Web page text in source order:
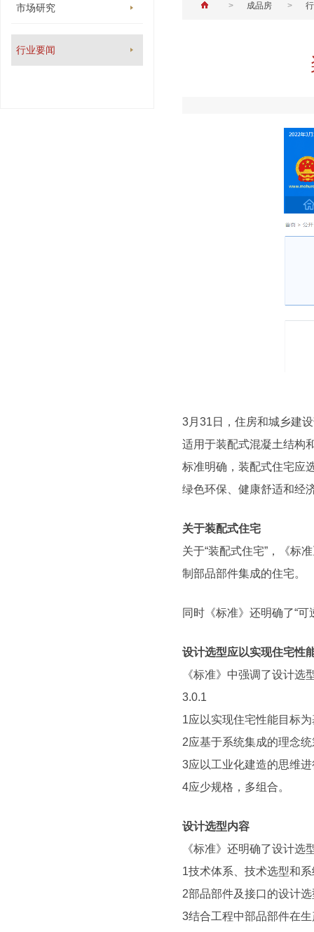
市场研究
行业要闻
> 成品房 >
3月31日，住房和城乡建
适用于装配式混凝土结构
标准明确，装配式住宅应
绿色环保、健康舒适和经
关于装配式住宅
关于“装配式住宅”，《标
制部品部件集成的住宅。
同时《标准》还明确了“
设计选型应以实现住宅性
《标准》中强调了设计选
3.0.1
1应以实现住宅性能目标
2应基于系统集成的理念
3应以工业化建造的思维
4应少规格，多组合。
设计选型内容
《标准》还明确了设计选
1技术体系、技术选型和
2部品部件及接口的设计
3结合工程中部品部件在